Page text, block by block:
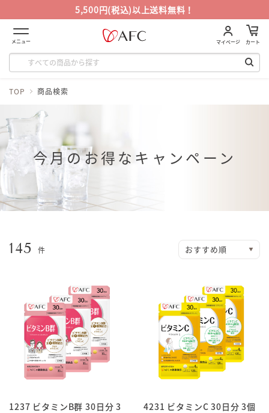
5,500円(税込)以上送料無料！
メニュー マイページ カート
TOP 商品検索
今月のお得なキャンペーン
145 件
1237 ビタミンB群 30日分 3
4231 ビタミンC 30日分 3個